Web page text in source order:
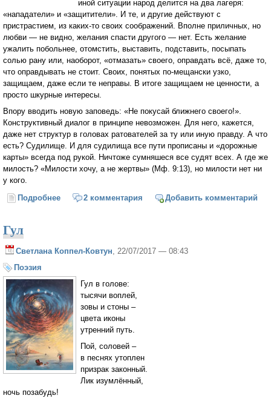
иной ситуации народ делится на два лагеря:
«нападатели» и «защитители». И те, и другие действуют с
пристрастием, из каких-то своих соображений. Вполне приличных, но
любви — не видно, желания спасти другого — нет. Есть желание
ужалить побольнее, отомстить, выставить, подставить, посыпать
солью рану или, наоборот, «отмазать» своего, оправдать всё, даже то,
что оправдывать не стоит. Своих, понятых по-мещански узко,
защищаем, даже если те неправы. В итоге защищаем не ценности, а
просто шкурные интересы.
Впору вводить новую заповедь: «Не покусай ближнего своего!».
Конструктивный диалог в принципе невозможен. Для него, кажется,
даже нет структур в головах ратователей за ту или иную правду. А что
есть? Судилище. И для судилища все пути прописаны и «дорожные
карты» всегда под рукой. Ничтоже сумняшеся все судят всех. А где же
милость? «Милости хочу, а не жертвы» (Мф. 9:13), но милости нет ни
у кого.
Подробнее о Отменить Христа?
2 комментария Добавить комментарий
Гул
Светлана Коппел-Ковтун, 22/07/2017 — 08:43
Поэзия
Гул в голове:
тысячи воплей,
зовы и стоны –
цвета иконы
утренний путь.
Пой, соловей –
в песнях утоплен
призрак законный.
Лик изумлённый,
ночь позабудь!